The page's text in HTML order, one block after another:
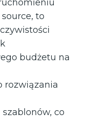
to
budżetu na
rozwiązania
co